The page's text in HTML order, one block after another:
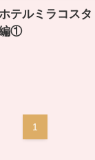
テルミラコスタ
①
1